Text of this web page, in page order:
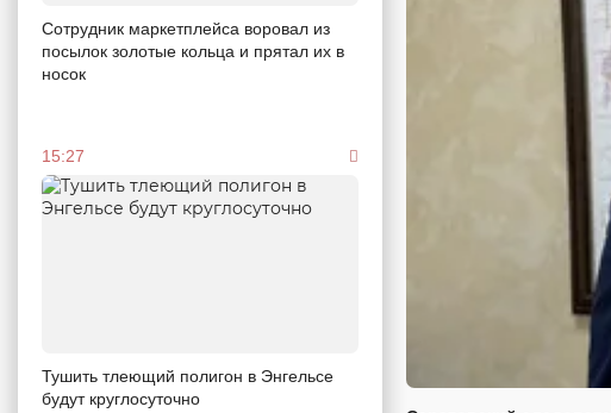
Сотрудник маркетплейса воровал из
посылок золотые кольца и прятал их в
носок
15:27
Тушить тлеющий полигон в Энгельсе
будут круглосуточно